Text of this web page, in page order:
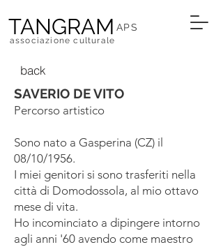
TANGRAM
associazione culturale
APS
back
SAVERIO DE VITO
Percorso artistico
Sono nato a Gasperina (CZ) il
08/10/1956.
I miei genitori si sono trasferiti nella
città di Domodossola, al mio ottavo
mese di vita.
Ho incominciato a dipingere intorno
agli anni '60 avendo come maestro